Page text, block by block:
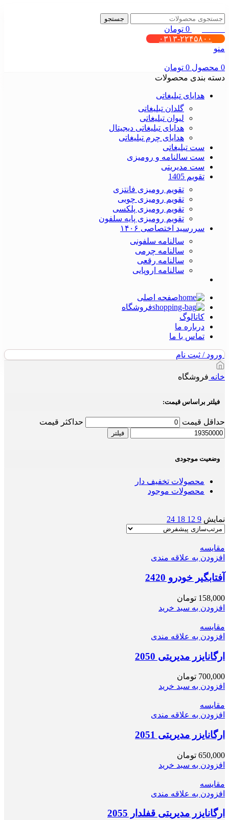
جستجو
0 تومان
۰۳۱۳-۲۲۴۵۸۰۰
منو
0 محصول 0 تومان
دسته بندی محصولات
هدایای تبلیغاتی
گلدان تبلیغاتی
لیوان تبلیغاتی
هدایای تبلیغاتی دیجیتال
هدایای چرم تبلیغاتی
ست تبلیغاتی
ست سالنامه و رومیزی
ست مدیریتی
تقویم 1405
تقویم رومیزی فانتزی
تقویم رومیزی چوبی
تقویم رومیزی پلکسی
تقویم رومیزی پایه سلفون
سررسید اختصاصی ۱۴۰۶
سالنامه سلفونی
سالنامه چرمی
سالنامه رقعی
سالنامه اروپایی
صفحه اصلی
فروشگاه
کاتالوگ
درباره ما
تماس با ما
ورود / ثبت نام
خانه فروشگاه
فیلتر براساس قیمت:
حداقل قیمت حداکثر قیمت
فیلتر
وضعیت موجودی
محصولات تخفیف دار
محصولات موجود
نمایش 9
12
18
24
مقایسه
افزودن به علاقه مندی
آفتابگیر خودرو 2420
158,000 تومان
افزودن به سبد خرید
مقایسه
افزودن به علاقه مندی
ارگانایزر مدیریتی 2050
700,000 تومان
افزودن به سبد خرید
مقایسه
افزودن به علاقه مندی
ارگانایزر مدیریتی 2051
650,000 تومان
افزودن به سبد خرید
مقایسه
افزودن به علاقه مندی
ارگانایزر مدیریتی قفلدار 2055